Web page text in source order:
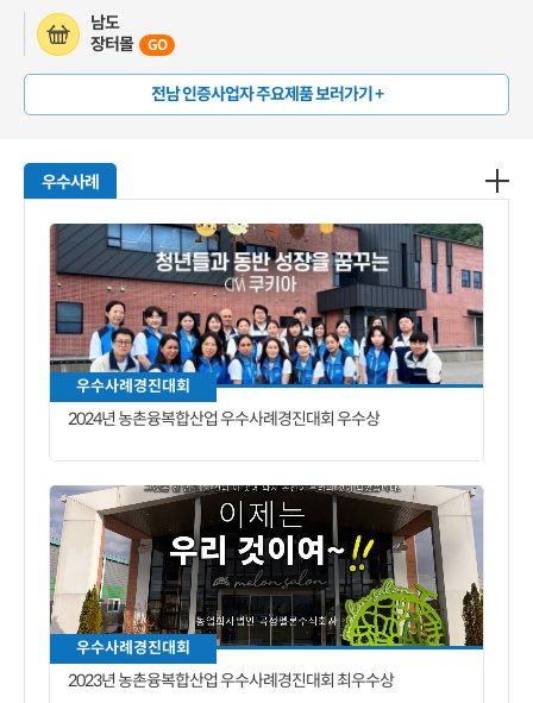
남도
장터몰
GO
전남 인증사업자 주요제품 보러가기 +
우수사례
우수사례경진대회
2024년 농촌융복합산업 우수사례경진대회 우수상
우수사례경진대회
2023년 농촌융복합산업 우수사례경진대회 최우수상